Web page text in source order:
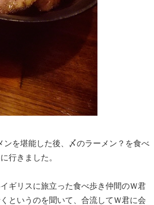
ンを堪能した後、〆のラーメン？を食べ
に行きました。
ギリスに旅立った食べ歩き仲間のＷ君
というのを聞いて、合流してＷ君に会